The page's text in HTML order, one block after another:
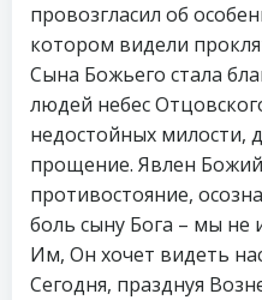
провозгласил об
котором видели
Сына Божьего стала
людей небес
недостойных милости,
прощение. Явлен Божий
противостояние,
боль сыну Бога – мы
Им, Он хочет видеть
Сегодня, празднуя